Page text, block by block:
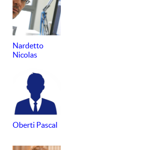
Nardetto
Nicolas
Oberti Pascal